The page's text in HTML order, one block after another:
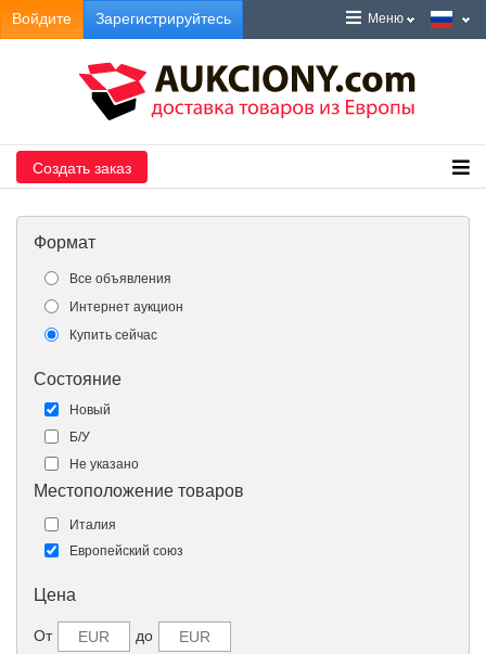
Войдите Зарегистрируйтесь Меню
Создать заказ
Формат
Все объявления
Интернет аукцион
Купить сейчас
Состояние
Новый
Б/У
Не указано
Местоположение товаров
Италия
Европейский союз
Цена
От до